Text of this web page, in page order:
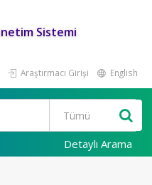
Sistemi
Araştırmacı Girişi English
Detaylı Arama